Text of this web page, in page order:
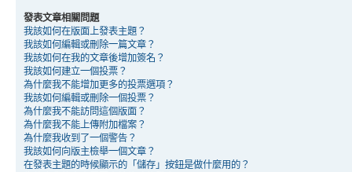
發表文章相關問題
我該如何在版面上發表主題？
我該如何編輯或刪除一篇文章？
我該如何在我的文章後增加簽名？
我該如何建立一個投票？
為什麼我不能增加更多的投票選項？
我該如何編輯或刪除一個投票？
為什麼我不能訪問這個版面？
為什麼我不能上傳附加檔案？
為什麼我收到了一個警告？
我該如何向版主檢舉一個文章？
在發表主題的時候顯示的「儲存」按鈕是做什麼用的？